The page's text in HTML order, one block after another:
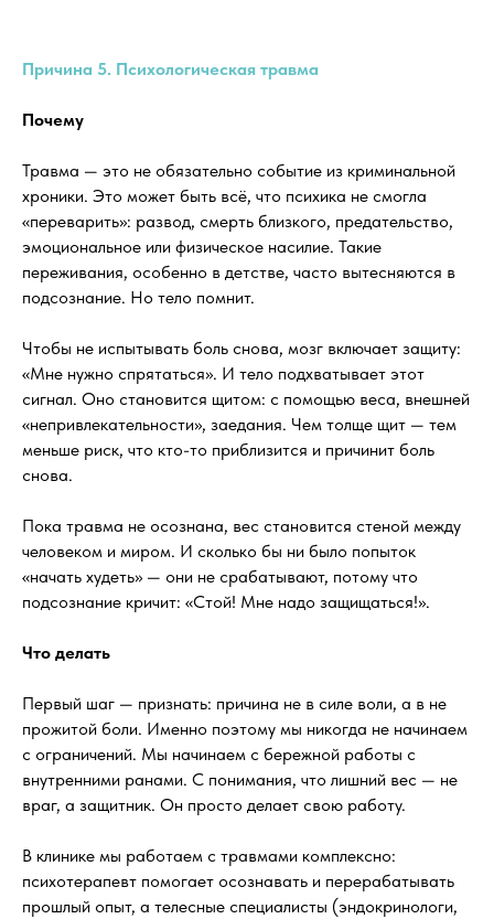
Причина 5. Психологическая травма
Почему
Травма — это не обязательно событие из криминальной
хроники. Это может быть всё, что психика не смогла
«переварить»: развод, смерть близкого, предательство,
эмоциональное или физическое насилие. Такие
переживания, особенно в детстве, часто вытесняются в
подсознание. Но тело помнит.
Чтобы не испытывать боль снова, мозг включает защиту:
«Мне нужно спрятаться». И тело подхватывает этот
сигнал. Оно становится щитом: с помощью веса, внешней
«непривлекательности», заедания. Чем толще щит — тем
меньше риск, что кто-то приблизится и причинит боль
снова.
Пока травма не осознана, вес становится стеной между
человеком и миром. И сколько бы ни было попыток
«начать худеть» — они не срабатывают, потому что
подсознание кричит: «Стой! Мне надо защищаться!».
Что делать
Первый шаг — признать: причина не в силе воли, а в не
прожитой боли. Именно поэтому мы никогда не начинаем
с ограничений. Мы начинаем с бережной работы с
внутренними ранами. С понимания, что лишний вес — не
враг, а защитник. Он просто делает свою работу.
В клинике мы работаем с травмами комплексно:
психотерапевт помогает осознавать и перерабатывать
прошлый опыт, а телесные специалисты (эндокринологи,